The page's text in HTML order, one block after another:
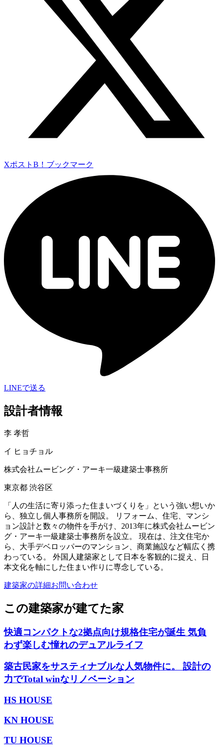
Xポスト B！ブックマーク
LINEで送る
設計者情報
李 孝哲
イ ヒョチョル
株式会社ムービング・アーキ一級建築士事務所
東京都 渋谷区
「人の生活に寄り添った住まいづくりを」という強い想いか
ら、独立し個人事務所を開設。 リフォーム、住宅、マンシ
ョン設計と数々の物件を手がけ、2013年に株式会社ムービン
グ・アーキ一級建築士事務所を設立。 現在は、注文住宅か
ら、大手デベロッパーのマンション、商業施設など幅広く携
わっている。 外国人建築家として日本を客観的に捉え、日
本文化を軸にした住まい作りに専念している。
建築家の詳細お問い合わせ
この建築家が建てた家
快適コンパクトな2拠点向け規格住宅が誕生 気負
わず楽しむ憧れのデュアルライフ
築古民家をサスティナブルな人気物件に。 設計の
力でTotal winなリノベーション
HS HOUSE
KN HOUSE
TU HOUSE